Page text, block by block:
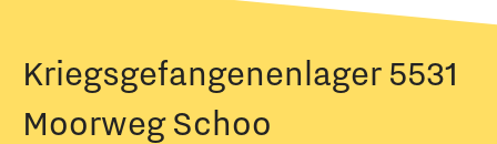
Kriegsgefangenenlager 5531
Moorweg Schoo